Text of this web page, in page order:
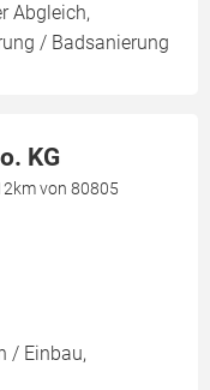
Abgleich,
/ Badsanierung
KG
von 80805
/ Einbau,